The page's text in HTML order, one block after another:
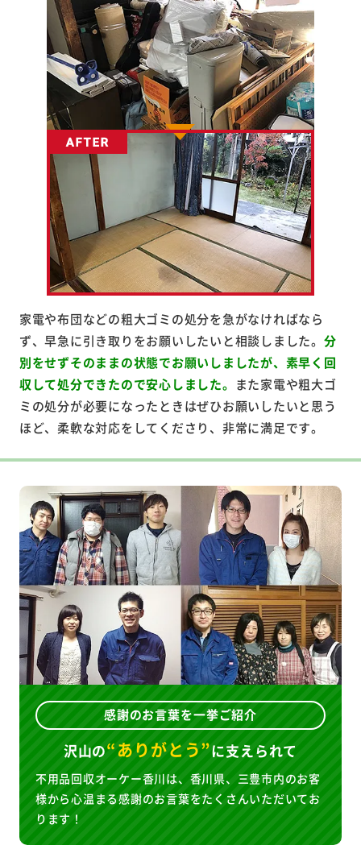
家電や布団などの粗大ゴミの処分を急がなければなら
ず、早急に引き取りをお願いしたいと相談しました。 分
別をせずそのままの状態でお願いしましたが、素早く回
収して処分できたので安心しました。 また家電や粗大ゴ
ミの処分が必要になったときはぜひお願いしたいと思う
ほど、柔軟な対応をしてくださり、非常に満足です。
感謝のお言葉を一挙ご紹介
沢山の“ありがとう”に支えられて
不用品回収オーケー香川は、香川県、三豊市内のお客
様から心温まる感謝のお言葉をたくさんいただいてお
ります！